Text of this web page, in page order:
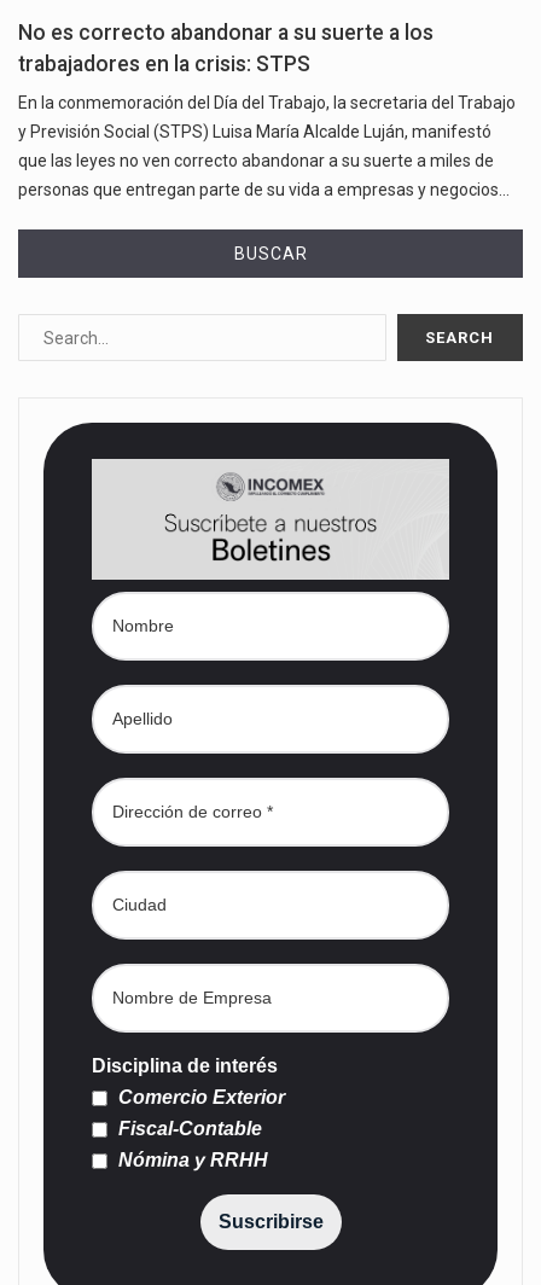
No es correcto abandonar a su suerte a los
trabajadores en la crisis: STPS
En la conmemoración del Día del Trabajo, la secretaria del Trabajo
y Previsión Social (STPS) Luisa María Alcalde Luján, manifestó
que las leyes no ven correcto abandonar a su suerte a miles de
personas que entregan parte de su vida a empresas y negocios…
BUSCAR
Disciplina de interés
Comercio Exterior
Fiscal-Contable
Nómina y RRHH
Suscribirse